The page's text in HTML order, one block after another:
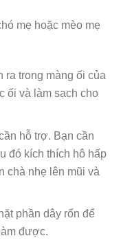
mẹ hoặc mèo mẹ
ra trong màng ối của
ối và làm sạch cho
hỗ trợ. Bạn cần
đó kích thích hô hấp
chà nhẹ lên mũi và
phần dây rốn để
được.